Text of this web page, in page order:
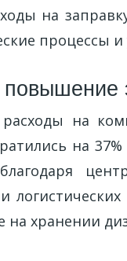
на
процессы
повышение
на
на
на хранении